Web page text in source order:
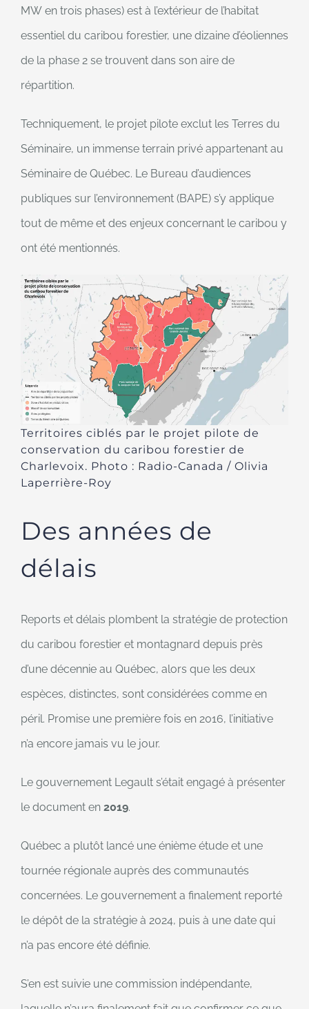
MW en trois phases) est à l’extérieur de l’habitat
essentiel du caribou forestier, une dizaine d’éoliennes
de la phase 2 se trouvent dans son aire de
répartition.
Techniquement, le projet pilote exclut les Terres du
Séminaire, un immense terrain privé appartenant au
Séminaire de Québec. Le Bureau d’audiences
publiques sur l’environnement (BAPE) s’y applique
tout de même et des enjeux concernant le caribou y
ont été mentionnés.
Territoires ciblés par le projet pilote de
conservation du caribou forestier de
Charlevoix. Photo : Radio-Canada / Olivia
Laperrière-Roy
Des années de
délais
Reports et délais plombent la stratégie de protection
du caribou forestier et montagnard depuis près
d’une décennie au Québec, alors que les deux
espèces, distinctes, sont considérées comme en
péril. Promise une première fois en 2016, l’initiative
n’a encore jamais vu le jour.
Le gouvernement Legault s’était engagé à présenter
le document en 2019.
Québec a plutôt lancé une énième étude et une
tournée régionale auprès des communautés
concernées. Le gouvernement a finalement reporté
le dépôt de la stratégie à 2024, puis à une date qui
n’a pas encore été définie.
S’en est suivie une commission indépendante,